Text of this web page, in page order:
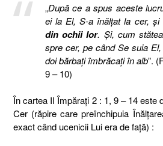
„După ce a spus aceste
ei la El, S-a înălţat la cer, şi
din ochii lor. Şi, cum
spre cer, pe când Se suia
doi bărbaţi îmbrăcaţi în alb”.
9 – 10)
În cartea II Împăraţi 2 : 1, 9 – 14 este
Cer (răpire care preînchipuia
exact când ucenicii Lui era de faţă) :